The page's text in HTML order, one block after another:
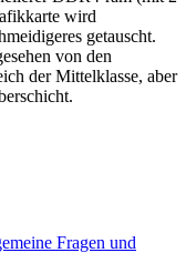
wird
getauscht.
von den
der Mittelklasse, aber
Fragen und